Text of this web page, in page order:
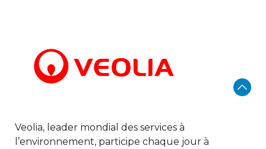
Veolia, leader mondial des services à
l’environnement, participe chaque jour à